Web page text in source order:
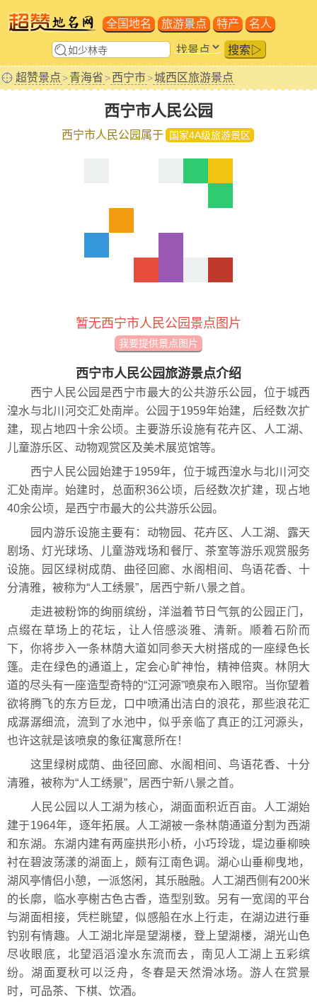
全国地名 旅游景点 特产 名人
搜索▷
超赞景点>青海省>西宁市>城西区旅游景点
西宁市人民公园
西宁市人民公园属于 国家4A级旅游景区
暂无西宁市人民公园景点图片
我要提供景点图片
西宁市人民公园旅游景点介绍
西宁人民公园是西宁市最大的公共游乐公园，位于城西
湟水与北川河交汇处南岸。公园于1959年始建，后经数次扩
建，现占地四十余公顷。主要游乐设施有花卉区、人工湖、
儿童游乐区、动物观赏区及美术展览馆等。
西宁人民公园始建于1959年，位于城西湟水与北川河交
汇处南岸。始建时，总面积36公顷，后经数次扩建，现占地
40余公顷，是西宁市最大的公共游乐公园。
园内游乐设施主要有：动物园、花卉区、人工湖、露天
剧场、灯光球场、儿童游戏场和餐厅、茶室等游乐观赏服务
设施。园区绿树成荫、曲径回廊、水阁相间、鸟语花香、十
分清雅，被称为“人工绣景”，居西宁新八景之首。
走进被粉饰的绚丽缤纷，洋溢着节日气氛的公园正门，
点缀在草场上的花坛，让人倍感淡雅、清新。顺着石阶而
下，你将步入一条林荫大道如同参天大树搭成的一座绿色长
篷。走在绿色的通道上，定会心旷神怡，精神倍爽。林阴大
道的尽头有一座造型奇特的“江河源”喷泉布入眼帘。当你望着
欲将腾飞的东方巨龙，口中喷涌出洁白的浪花，那些浪花汇
成潺潺细流，流到了水池中，似乎亲临了真正的江河源头，
也许这就是该喷泉的象征寓意所在！
这里绿树成荫、曲径回廊、水阁相间、鸟语花香、十分
清雅，被称为“人工绣景”，居西宁新八景之首。
人民公园以人工湖为核心，湖面面积近百亩。人工湖始
建于1964年，逐年拓展。人工湖被一条林荫通道分割为西湖
和东湖。东湖内建有两座拱形小桥，小巧玲珑，堤边垂柳映
衬在碧波荡漾的湖面上，颇有江南色调。湖心山垂柳曳地，
湖风亭情侣小憩，一派悠闲，其乐融融。人工湖西侧有200米
的长廓，临水亭榭古色古香，造型别致。另有一宽阔的平台
与湖面相接，凭栏眺望，似感船在水上行走，在湖边进行垂
钓别有情趣。人工湖北岸是望湖楼，登上望湖楼，湖光山色
尽收眼底，北望滔滔湟水东流而去，南见人工湖上五彩缤
纷。湖面夏秋可以泛舟，冬春是天然滑冰场。游人在赏景
时，可品茶、下棋、饮酒。